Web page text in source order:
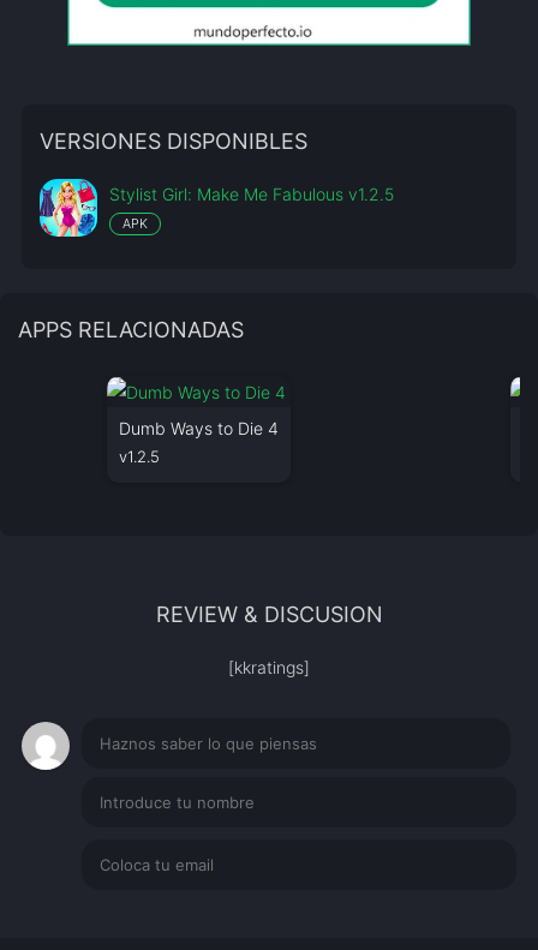
VERSIONES DISPONIBLES
Stylist Girl: Make Me Fabulous v1.2.5
APK
APPS RELACIONADAS
Dumb Ways to Die 4
v1.2.5
REVIEW & DISCUSION
[kkratings]